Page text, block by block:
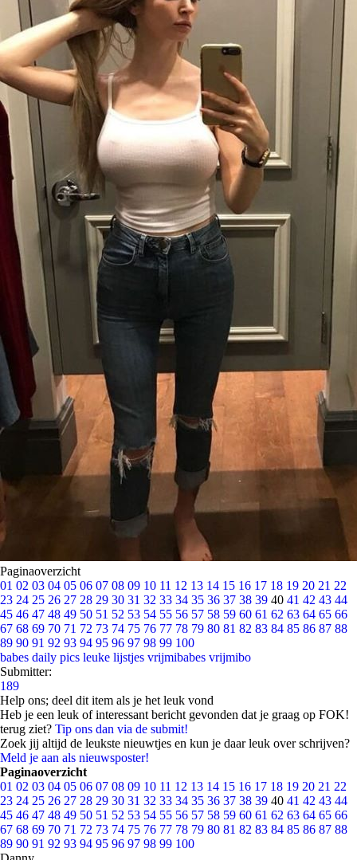
Paginaoverzicht
01 02 03 04 05 06 07 08 09 10 11 12 13 14 15 16 17 18 19 20 21 22
23 24 25 26 27 28 29 30 31 32 33 34 35 36 37 38 39 40 41 42 43 44
45 46 47 48 49 50 51 52 53 54 55 56 57 58 59 60 61 62 63 64 65 66
67 68 69 70 71 72 73 74 75 76 77 78 79 80 81 82 83 84 85 86 87 88
89 90 91 92 93 94 95 96 97 98 99 100
babes daily pics leuke lijstjes vrijmibabes vrijmibo
Submitter:
189
Help ons; deel dit item als je het leuk vond
Heb je een leuk of interessant bericht gevonden dat je graag op FOK!
terug ziet? Tip ons dan via de submit!
Zoek jij altijd de leukste nieuwtjes en kun je daar leuk over schrijven?
Meld je aan als nieuwsposter!
Paginaoverzicht
01 02 03 04 05 06 07 08 09 10 11 12 13 14 15 16 17 18 19 20 21 22
23 24 25 26 27 28 29 30 31 32 33 34 35 36 37 38 39 40 41 42 43 44
45 46 47 48 49 50 51 52 53 54 55 56 57 58 59 60 61 62 63 64 65 66
67 68 69 70 71 72 73 74 75 76 77 78 79 80 81 82 83 84 85 86 87 88
89 90 91 92 93 94 95 96 97 98 99 100